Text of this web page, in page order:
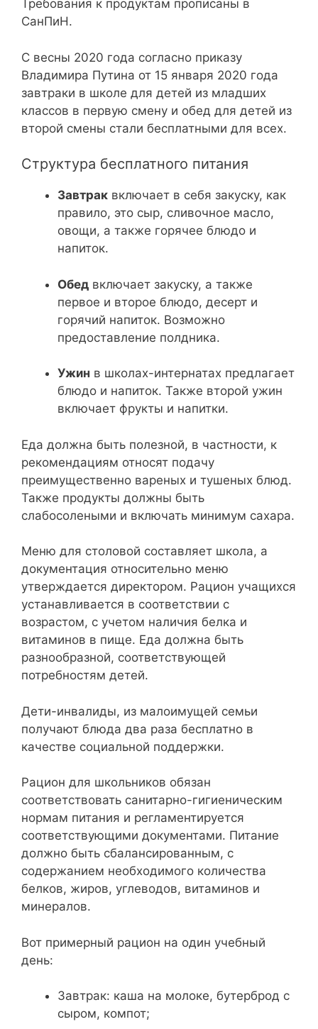
Требования к продуктам прописаны в
СанПиН.
С весны 2020 года согласно приказу
Владимира Путина от 15 января 2020 года
завтраки в школе для детей из младших
классов в первую смену и обед для детей из
второй смены стали бесплатными для всех.
Структура бесплатного питания
Завтрак включает в себя закуску, как
правило, это сыр, сливочное масло,
овощи, а также горячее блюдо и
напиток.
Обед включает закуску, а также
первое и второе блюдо, десерт и
горячий напиток. Возможно
предоставление полдника.
Ужин в школах-интернатах предлагает
блюдо и напиток. Также второй ужин
включает фрукты и напитки.
Еда должна быть полезной, в частности, к
рекомендациям относят подачу
преимущественно вареных и тушеных блюд.
Также продукты должны быть
слабосолеными и включать минимум сахара.
Меню для столовой составляет школа, а
документация относительно меню
утверждается директором. Рацион учащихся
устанавливается в соответствии с
возрастом, с учетом наличия белка и
витаминов в пище. Еда должна быть
разнообразной, соответствующей
потребностям детей.
Дети-инвалиды, из малоимущей семьи
получают блюда два раза бесплатно в
качестве социальной поддержки.
Рацион для школьников обязан
соответствовать санитарно-гигиеническим
нормам питания и регламентируется
соответствующими документами. Питание
должно быть сбалансированным, с
содержанием необходимого количества
белков, жиров, углеводов, витаминов и
минералов.
Вот примерный рацион на один учебный
день:
Завтрак: каша на молоке, бутерброд с
сыром, компот;